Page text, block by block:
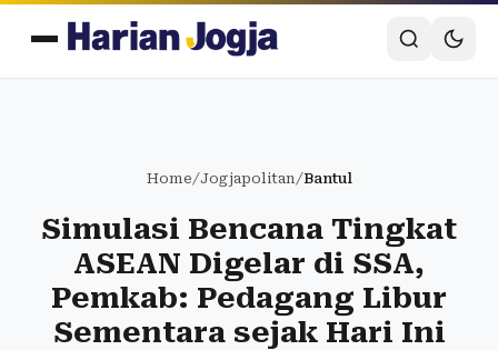
Home/Jogjapolitan/Bantul
Simulasi Bencana Tingkat
ASEAN Digelar di SSA,
Pemkab: Pedagang Libur
Sementara sejak Hari Ini